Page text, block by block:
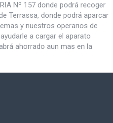
Nº 157 donde podrá recoger
Terrassa, donde podrá aparcar
y nuestros operarios de
a cargar el aparato
ahorrado aun mas en la